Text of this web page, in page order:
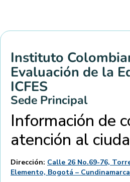
Instituto
Evaluación de la
ICFES
Sede Principal
Información de
atención al
Dirección: Calle 26 No.69-76,
Elemento, Bogotá –